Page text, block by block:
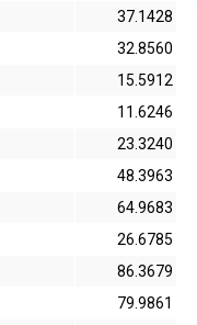
37.1428
32.8560
15.5912
11.6246
23.3240
48.3963
64.9683
26.6785
86.3679
79.9861